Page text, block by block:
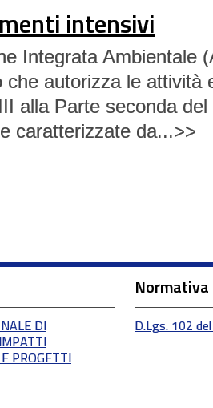
intensivi
Integrata Ambientale
che autorizza le attività
alla Parte seconda
caratterizzate da...>>
DI
PROGETTI
Normativa
D.Lgs. 102